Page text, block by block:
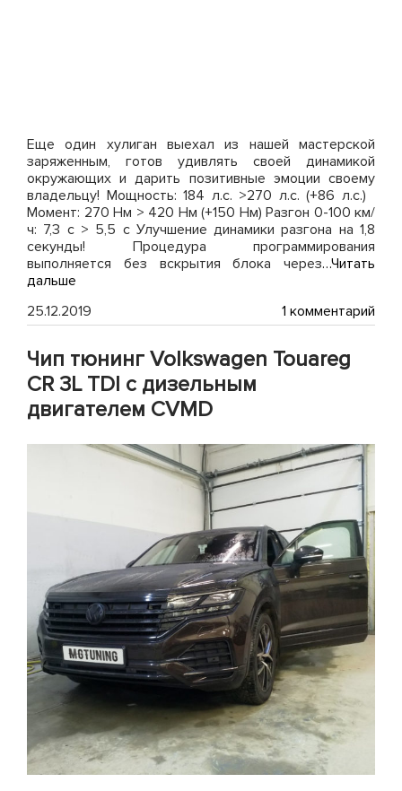
Еще один хулиган выехал из нашей мастерской
заряженным, готов удивлять своей динамикой
окружающих и дарить позитивные эмоции своему
владельцу! Мощность: 184 л.с. >270 л.с. (+86 л.с.)
Момент: 270 Нм > 420 Нм (+150 Нм) Разгон 0-100 км/
ч: 7,3 с > 5,5 с Улучшение динамики разгона на 1,8
секунды! Процедура программирования
выполняется без вскрытия блока через…Читать
дальше
25.12.2019
1 комментарий
B48
Чип тюнинг Volkswagen Touareg
CR 3L TDI с дизельным
двигателем CVMD